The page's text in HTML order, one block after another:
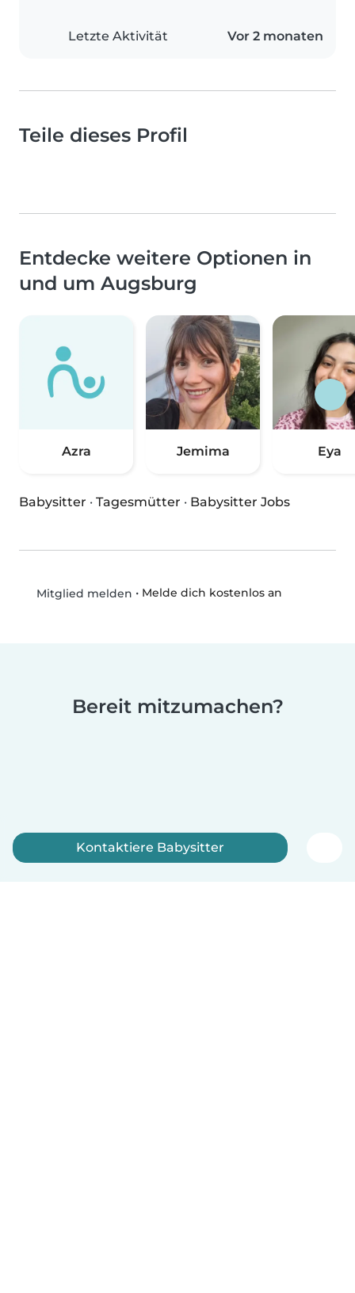
Letzte Aktivität Vor 2 monaten
Teile dieses Profil
Entdecke weitere Optionen in
und um Augsburg
Azra Jemima Eya
Babysitter · Tagesmütter · Babysitter Jobs
Mitglied melden • Melde dich kostenlos an
Bereit mitzumachen?
Kontaktiere Babysitter